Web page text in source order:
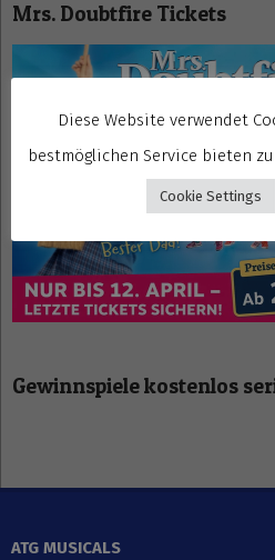
Mrs. Doubtfire Tickets
Gewinnspiele kostenlos
ATG MUSICALS
Diese Website verwendet
bestmöglichen Service bieten
Cookie Settings